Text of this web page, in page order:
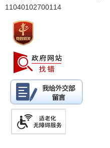
11040102700114